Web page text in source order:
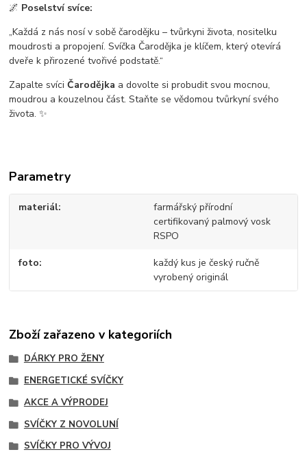
🌌 Poselství svíce:
„Každá z nás nosí v sobě čarodějku – tvůrkyni života, nositelku
moudrosti a propojení. Svíčka Čarodějka je klíčem, který otevírá
dveře k přirozené tvořivé podstatě.“
Zapalte svíciČarodějka a dovolte si probudit svou mocnou,
moudrou a kouzelnou část. Staňte se vědomou tvůrkyní svého
života. ✨
Parametry
materiál
farmářský přírodní
certifikovaný palmový vosk
RSPO
foto
každý kus je český ručně
vyrobený originál
Zboží zařazeno v kategoriích
DÁRKY PRO ŽENY
ENERGETICKÉ SVÍČKY
AKCE A VÝPRODEJ
SVÍČKY Z NOVOLUNÍ
SVÍČKY PRO VÝVOJ